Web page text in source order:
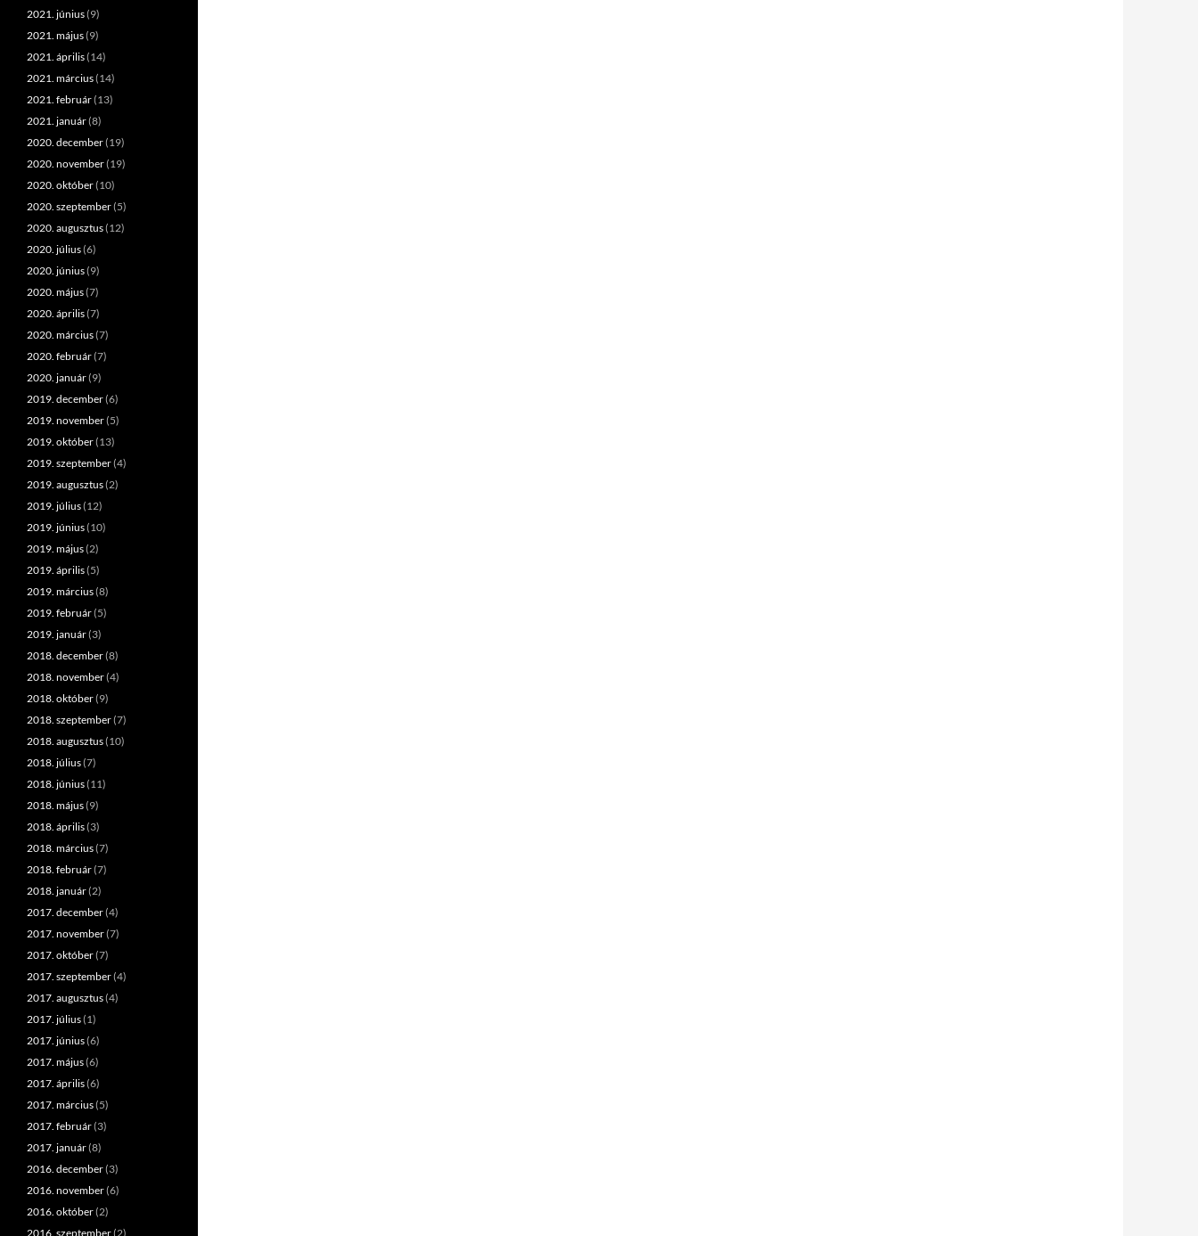
2021. június(9)
2021. május(9)
2021. április(14)
2021. március(14)
2021. február(13)
2021. január(8)
2020. december(19)
2020. november(19)
2020. október(10)
2020. szeptember(5)
2020. augusztus(12)
2020. július(6)
2020. június(9)
2020. május(7)
2020. április(7)
2020. március(7)
2020. február(7)
2020. január(9)
2019. december(6)
2019. november(5)
2019. október(13)
2019. szeptember(4)
2019. augusztus(2)
2019. július(12)
2019. június(10)
2019. május(2)
2019. április(5)
2019. március(8)
2019. február(5)
2019. január(3)
2018. december(8)
2018. november(4)
2018. október(9)
2018. szeptember(7)
2018. augusztus(10)
2018. július(7)
2018. június(11)
2018. május(9)
2018. április(3)
2018. március(7)
2018. február(7)
2018. január(2)
2017. december(4)
2017. november(7)
2017. október(7)
2017. szeptember(4)
2017. augusztus(4)
2017. július(1)
2017. június(6)
2017. május(6)
2017. április(6)
2017. március(5)
2017. február(3)
2017. január(8)
2016. december(3)
2016. november(6)
2016. október(2)
2016. szeptember(2)